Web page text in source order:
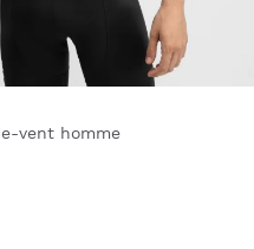
vent homme